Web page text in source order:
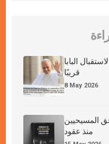
البابا
قريبًا
8 May 2026
المسيحيين
منذ عقود